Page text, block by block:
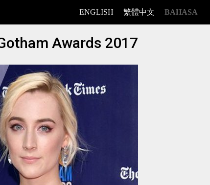
ENGLISH 繁體中文 BAHASA
Awards 2017